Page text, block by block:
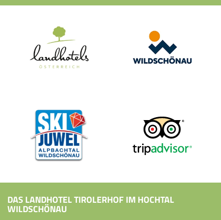
DAS LANDHOTEL TIROLERHOF IM HOCHTAL
WILDSCHÖNAU